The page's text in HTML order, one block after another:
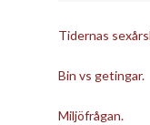
Tidernas
Bin vs getingar.
Miljöfrågan.